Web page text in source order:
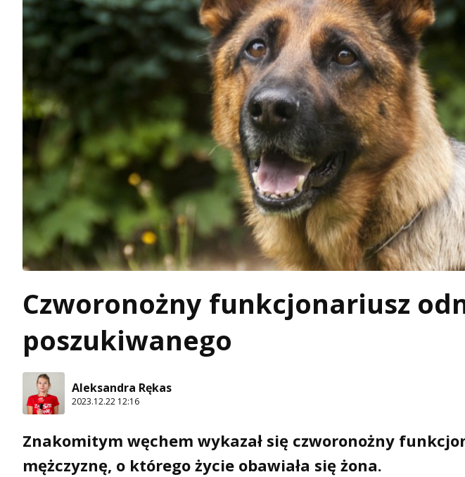
Czworonożny funkcjonariusz
poszukiwanego
Aleksandra Rękas
2023.12.22 12:16
Znakomitym węchem wykazał się czworonożny
mężczyznę, o którego życie obawiała się żona.